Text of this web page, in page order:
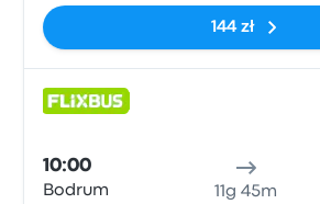
144 zł
10:00
Bodrum 11g 45m